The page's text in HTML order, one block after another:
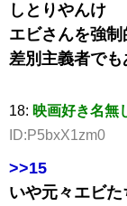
しとりやんけ
エビさんを強
差別主義者でも
18: 映画好き名無
ID:P5bxX1zm0
>>15
いや元々エビ